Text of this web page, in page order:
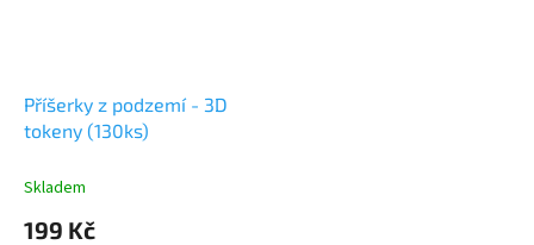
Příšerky z podzemí - 3D
tokeny (130ks)
Skladem
199 Kč